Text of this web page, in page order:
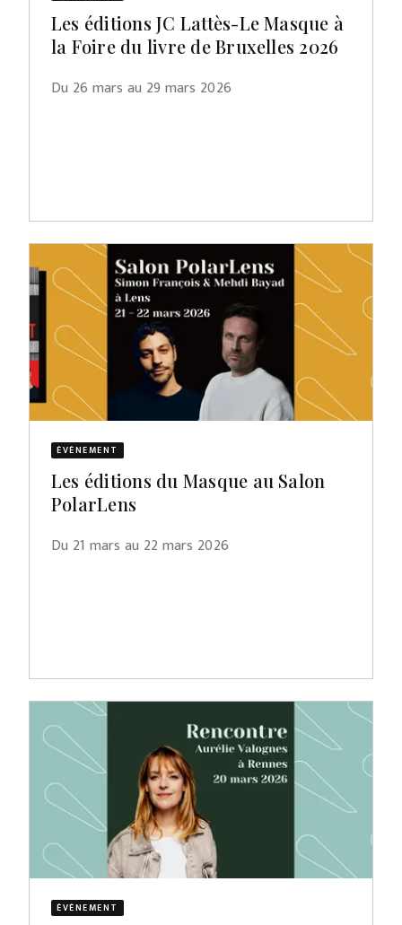
Les éditions JC Lattès-Le Masque à
la Foire du livre de Bruxelles 2026
Du 26 mars au 29 mars 2026
ÉVÈNEMENT
Les éditions du Masque au Salon
PolarLens
Du 21 mars au 22 mars 2026
ÉVÈNEMENT